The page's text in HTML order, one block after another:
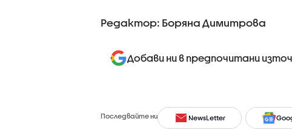
Редактор: Боряна Димитрова
Добави ни в предпочитани
Последвайте ни NewsLetter